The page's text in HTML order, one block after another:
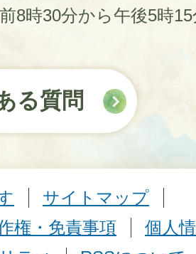
8時30分から午後5時
る質問
サイトマップ
権・免責事項
個人